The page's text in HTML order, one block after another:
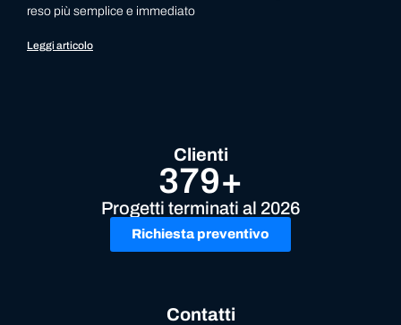
reso più semplice e immediato
Leggi articolo
Clienti
379+
Progetti terminati al 2026
Richiesta preventivo
Contatti